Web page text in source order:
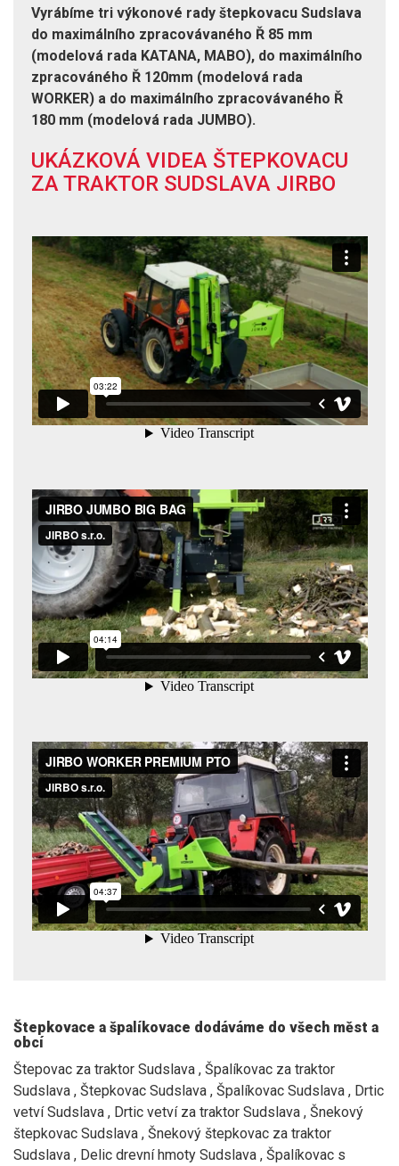
Vyrábíme tri výkonové rady štepkovacu Sudslava
do maximálního zpracovávaného Ř 85 mm
(modelová rada KATANA, MABO), do maximálního
zpracováného Ř 120mm (modelová rada
WORKER) a do maximálního zpracovávaného Ř
180 mm (modelová rada JUMBO).
UKÁZKOVÁ VIDEA ŠTEPKOVACU
ZA TRAKTOR SUDSLAVA JIRBO
Štepkovace a špalíkovace dodáváme do všech měst a
obcí
Štepovac za traktor Sudslava , Špalíkovac za traktor
Sudslava , Štepkovac Sudslava , Špalíkovac Sudslava , Drtic
vetví Sudslava , Drtic vetví za traktor Sudslava , Šnekový
štepkovac Sudslava , Šnekový štepkovac za traktor
Sudslava , Delic drevní hmoty Sudslava , Špalíkovac s